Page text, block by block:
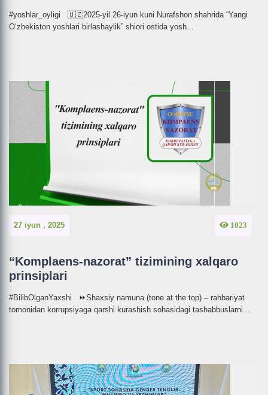
#yoshlar_oyligi 🇺🇿2025-yil 26-iyun kuni Nurafshon shahrida “Yangi
O‘zbekiston yoshlari birlashaylik” shiori ostida yosh...
27 iyun , 2025 1023
“Komplaens-nazorat” tizimining xalqaro
prinsiplari
#BilibOlganYaxshi ⏩Shaxsiy namuna (tone at the top) – rahbariyat
tomonidan korrupsiyaga qarshi kurashish sohasidagi tashabbuslarni...